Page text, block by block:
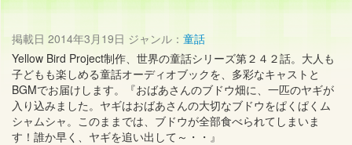
掲載日 2014年3月19日 ジャンル： 童話
Yellow Bird Project制作、世界の童話シリーズ第２４２話。大人も
子どもも楽しめる童話オーディオブックを、多彩なキャストと
BGMでお届けします。『おばあさんのブドウ畑に、一匹のヤギが
入り込みました。ヤギはおばあさんの大切なブドウをぱくぱくム
シャムシャ。このままでは、ブドウが全部食べられてしまいま
す！誰か早く、ヤギを追い出して～・・』